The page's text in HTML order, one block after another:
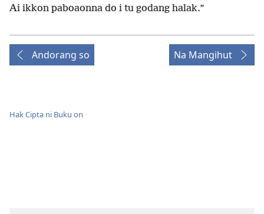
Ai ikkon paboaonna do i tu godang halak.”
Andorang so Na Mangihut
Hak Cipta ni Buku on